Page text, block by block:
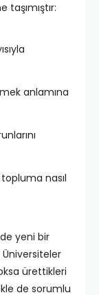
anlamına
nasıl
yeni bir
ürettikleri
de sorumlu